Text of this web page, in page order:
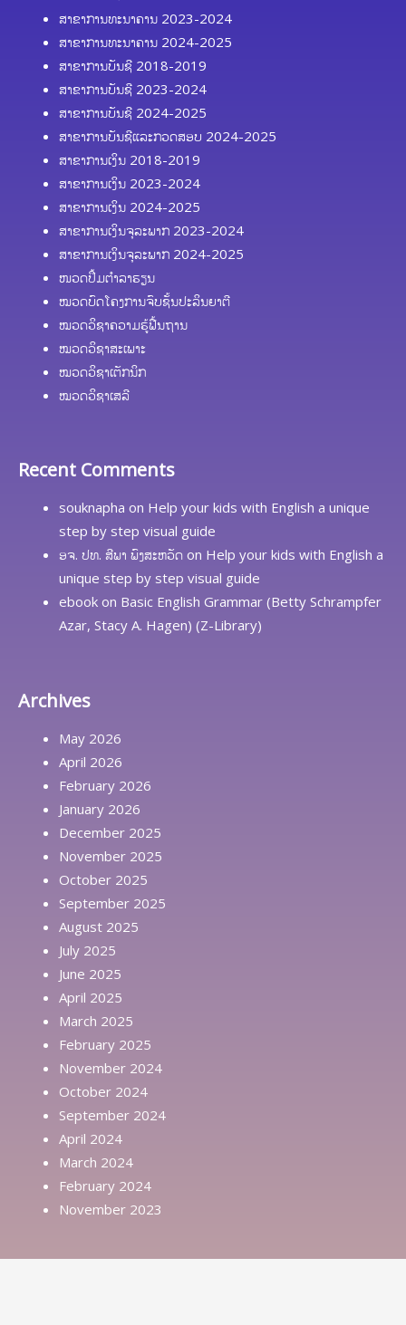
ສາຂາການທະນາຄານ 2023-2024
ສາຂາການທະນາຄານ 2024-2025
ສາຂາການບັນຊີ 2018-2019
ສາຂາການບັນຊີ 2023-2024
ສາຂາການບັນຊີ 2024-2025
ສາຂາການບັນຊີແລະກວດສອບ 2024-2025
ສາຂາການເງິນ 2018-2019
ສາຂາການເງິນ 2023-2024
ສາຂາການເງິນ 2024-2025
ສາຂາການເງິນຈຸລະພາກ 2023-2024
ສາຂາການເງິນຈຸລະພາກ 2024-2025
ໜວດປຶ້ມຕຳລາຮຽນ
ໝວດບົດໂຄງການຈົບຊັ້ນປະລິນຍາຕີ
ໝວດວິຊາຄວາມຮູ້ຟື້ນຖານ
ໝວດວິຊາສະເພາະ
ໝວດວິຊາເຕັກນິກ
ໝວດວິຊາເສລີ
Recent Comments
souknapha on Help your kids with English a unique
step by step visual guide
ອຈ. ປທ. ສີພາ ພົງສະຫວັດ on Help your kids with English a
unique step by step visual guide
ebook on Basic English Grammar (Betty Schrampfer
Azar, Stacy A. Hagen) (Z-Library)
Archives
May 2026
April 2026
February 2026
January 2026
December 2025
November 2025
October 2025
September 2025
August 2025
July 2025
June 2025
April 2025
March 2025
February 2025
November 2024
October 2024
September 2024
April 2024
March 2024
February 2024
November 2023